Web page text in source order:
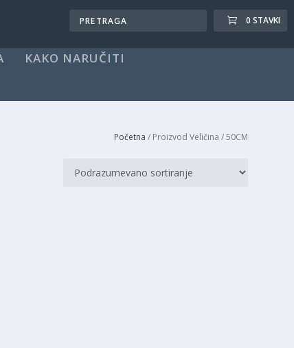
0 STAVKI
KAKO NARUČITI
Početna / Proizvod Veličina / 50CM